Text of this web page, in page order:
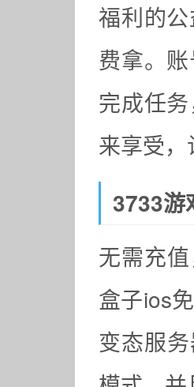
福利的
费拿。
完成任
来享受
3733游
无需充
盒子ios
变态服